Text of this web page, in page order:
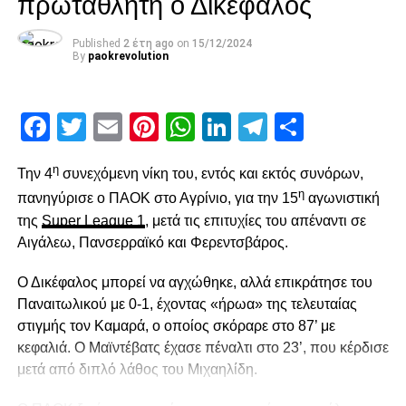
πραγματικότητα. Να φοράμε δηλαδή τη φανέλα της
ομάδας που αγαπάμε”
Facebook
Twitter
RELATED TOPICS:
«Δε θα είναι εύκολο το παιχνίδι»
DON'T MISS
Στις 500.000 ευρώ η μεταγραφή
paokrevolution
Published 2 έτη ago on 15/12/2024
By paokrevolution
Facebook
Twitter
EmailPinterest
WhatsApp
LinkedIn
Telegram
Την 4ησυνεχόμενη νίκη του, εντός και εκτός συνόρων,
πανηγύρισε ο ΠΑΟΚ στο Αγρίνιο, για την 15ηαγωνιστική
της Super League 1, μετά τις επιτυχίες του απέναντι σε
Αιγάλεω, Πανσερραϊκό και Φερεντσβάρος.
Ο Δικέφαλος μπορεί να αγχώθηκε, αλλά επικράτησε του
Παναιτωλικού με 0-1, έχοντας «ήρωα» της τελευταίας
στιγμής τον Καμαρά, ο οποίος σκόραρε στο 87’ με
κεφαλιά. Ο Μαϊντέβατς έχασε πέναλτι στο 23’, που κέρδισε
μετά από διπλό λάθος του Μιχαηλίδη.